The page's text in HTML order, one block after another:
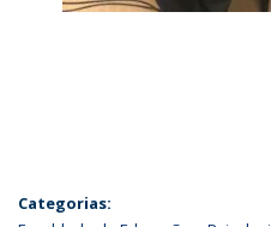
Categorias: